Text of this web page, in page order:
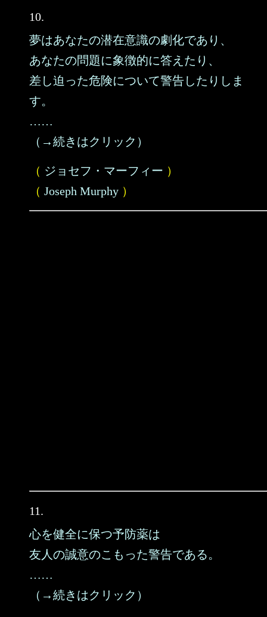
10.
夢はあなたの潜在意識の劇化であり、
あなたの問題に象徴的に答えたり、
差し迫った危険について警告したりしま
す。
……
（→続きはクリック）
（ ジョセフ・マーフィー ）
（ Joseph Murphy ）
11.
心を健全に保つ予防薬は
友人の誠意のこもった警告である。
……
（→続きはクリック）